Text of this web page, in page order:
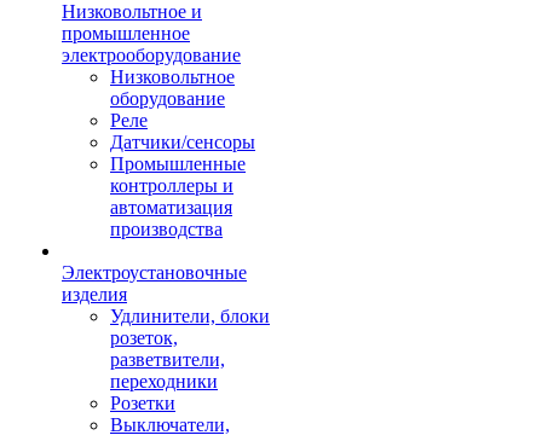
Низковольтное и
промышленное
электрооборудование
Низковольтное
оборудование
Реле
Датчики/сенсоры
Промышленные
контроллеры и
автоматизация
производства
Электроустановочные
изделия
Удлинители, блоки
розеток,
разветвители,
переходники
Розетки
Выключатели,